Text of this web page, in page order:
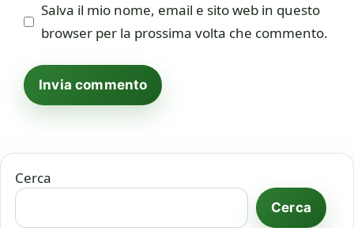
Salva il mio nome, email e sito web in questo
browser per la prossima volta che commento.
Cerca
Cerca